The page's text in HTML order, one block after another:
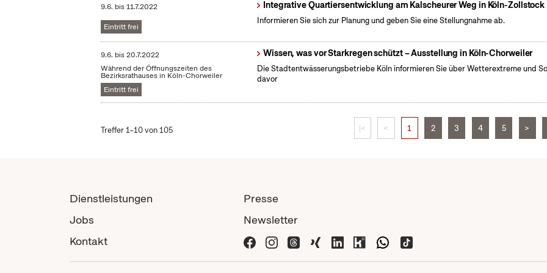
9.6. bis11.7.2022
Eintritt frei
Integrative Quartiersentwicklung am Kalscheurer Weg in Köln-Zollstock
Informieren Sie sich zur Planung und geben Sie eine Stellungnahme ab.
9.6. bis20.7.2022
Während der Öffnungszeiten des
Bezirksrathauses in Köln-Chorweiler
Eintritt frei
Wissen, was vor Starkregen schützt – Ausstellung in Köln-Chorweiler
Die Stadtentwässerungsbetriebe Köln informieren Sie über Wetterextreme und
davor
Treffer 1–10 von 105 |< < 1 2 3 4 5 >
Dienstleistungen
Jobs
Kontakt
Presse
Newsletter